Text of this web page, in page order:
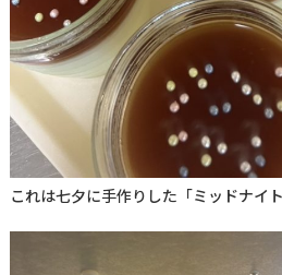
これは七夕に手作りした「ミッドナイ